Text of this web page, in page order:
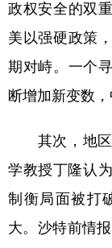
新疆
多语种频道
Русский
Deutsch
政权安全的双
美以强硬政策
期对峙。一个
断增加新变数
其次，地区
学教授丁隆认
制衡局面被打
大。沙特前情